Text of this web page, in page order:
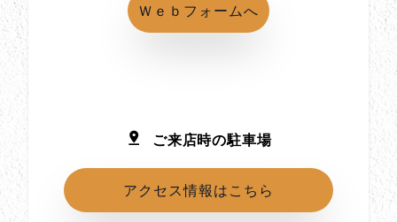
Ｗｅｂフォームへ
ご来店時の駐車場
アクセス情報はこちら
所在地